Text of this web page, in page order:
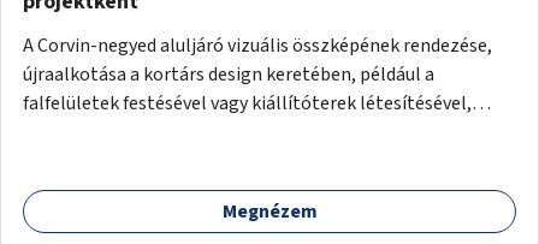
A Corvin-negyed aluljáró vizuális összképének rendezése,
újraalkotása a kortárs design keretében, például a
falfelületek festésével vagy kiállítóterek létesítésével,
bemutatkozásra, szélesebb körben való ismertségre.
Megnézem